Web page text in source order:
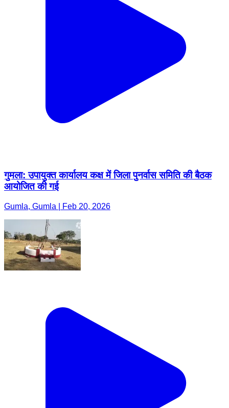
गुमला: उपायुक्त कार्यालय कक्ष में जिला पुनर्वास समिति की बैठक
आयोजित की गई
Gumla, Gumla | Feb 20, 2026